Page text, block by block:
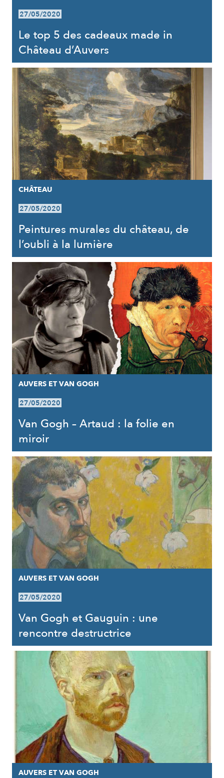
27/05/2020
Le top 5 des cadeaux made in
Château d’Auvers
CHÂTEAU
27/05/2020
Peintures murales du château, de
l’oubli à la lumière
AUVERS ET VAN GOGH
27/05/2020
Van Gogh – Artaud : la folie en
miroir
AUVERS ET VAN GOGH
27/05/2020
Van Gogh et Gauguin : une
rencontre destructrice
AUVERS ET VAN GOGH